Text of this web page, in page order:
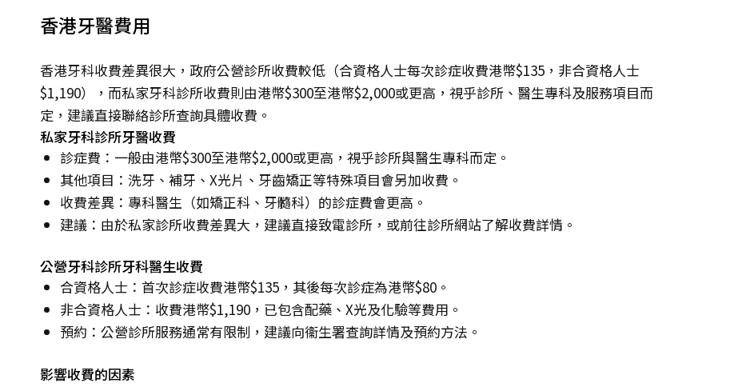
香港牙醫費用
香港牙科收費差異很大，政府公營診所收費較低（合資格人士每次診症收費港幣$135，非合資格人士
$1,190），而私家牙科診所收費則由港幣$300至港幣$2,000或更高，視乎診所、醫生專科及服務項目而
定，建議直接聯絡診所查詢具體收費。
私家牙科診所牙醫收費
診症費：一般由港幣$300至港幣$2,000或更高，視乎診所與醫生專科而定。
其他項目：洗牙、補牙、X光片、牙齒矯正等特殊項目會另加收費。
收費差異：專科醫生（如矯正科、牙髓科）的診症費會更高。
建議：由於私家診所收費差異大，建議直接致電診所，或前往診所網站了解收費詳情。
公營牙科診所牙科醫生收費
合資格人士：首次診症收費港幣$135，其後每次診症為港幣$80。
非合資格人士：收費港幣$1,190，已包含配藥、X光及化驗等費用。
預約：公營診所服務通常有限制，建議向衞生署查詢詳情及預約方法。
影響收費的因素